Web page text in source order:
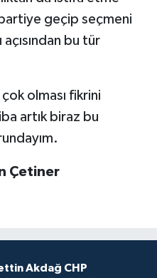
geçip seçmeni
bu tür
olması fikrini
artık biraz bu
Çetiner
Akdağ CHP